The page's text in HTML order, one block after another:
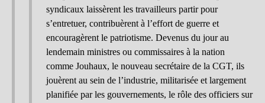
syndicaux laissèrent les travailleurs partir pour
s’entretuer, contribuèrent à l’effort de guerre et
encouragèrent le patriotisme. Devenus du jour au
lendemain ministres ou commissaires à la nation
comme Jouhaux, le nouveau secrétaire de la CGT, ils
jouèrent au sein de l’industrie, militarisée et largement
planifiée par les gouvernements, le rôle des officiers sur